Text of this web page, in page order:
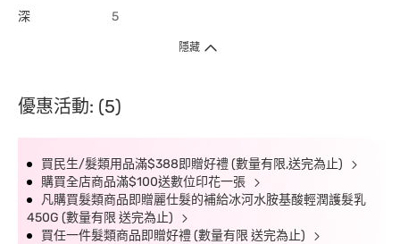
深 5
隱藏
優惠活動: (5)
買民生/髮類用品滿$388即贈好禮 (數量有限,送完為止)
購買全店商品滿$100送數位印花一張
凡購買髮類商品即贈麗仕髮的補給冰河水胺基酸輕潤護髮乳
450G (數量有限 送完為止)
買任一件髮類商品即贈好禮 (數量有限 送完為止)